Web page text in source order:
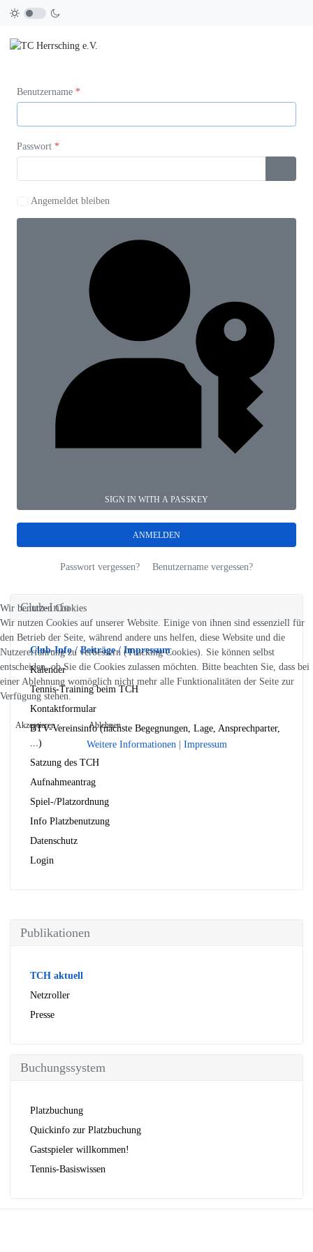
Benutzername *
Passwort *
Angemeldet bleiben
SIGN IN WITH A PASSKEY
ANMELDEN
Passwort vergessen? Benutzername vergessen?
Club-Info
Club-Info / Beiträge / Impressum
Kalender
Tennis-Training beim TCH
Kontaktformular
BTV-Vereinsinfo (nächste Begegnungen, Lage, Ansprechparter,
...)
Satzung des TCH
Aufnahmeantrag
Spiel-/Platzordnung
Info Platzbenutzung
Datenschutz
Login
Publikationen
TCH aktuell
Netzroller
Presse
Buchungssystem
Platzbuchung
Quickinfo zur Platzbuchung
Gastspieler willkommen!
Tennis-Basiswissen
Wir benutzen Cookies
Wir nutzen Cookies auf unserer Website. Einige von ihnen sind essenziell für
den Betrieb der Seite, während andere uns helfen, diese Website und die
Nutzererfahrung zu verbessern (Tracking Cookies). Sie können selbst
entscheiden, ob Sie die Cookies zulassen möchten. Bitte beachten Sie, dass bei
einer Ablehnung womöglich nicht mehr alle Funktionalitäten der Seite zur
Verfügung stehen.
Akzeptieren Ablehnen
Weitere Informationen| Impressum